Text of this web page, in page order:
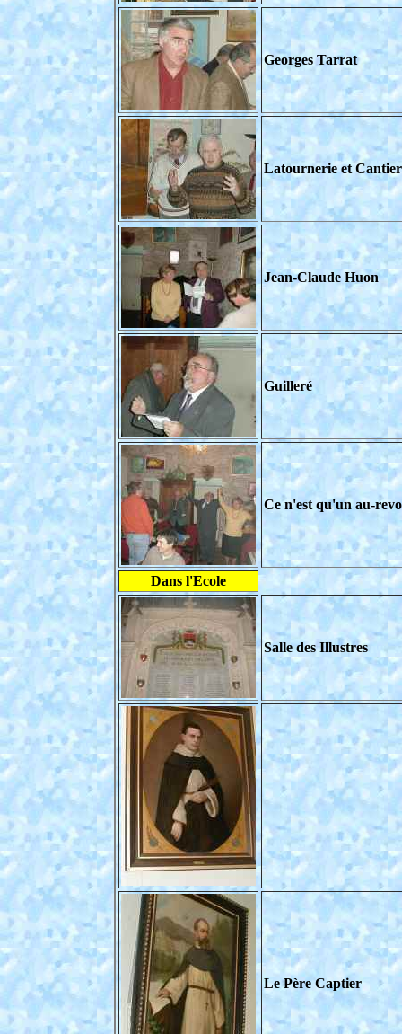
Georges Tarrat
Latournerie et Cantier
Jean-Claude Huon
Guilleré
Ce n'est qu'un au-
Dans l'Ecole
Salle des Illustres
Le Père Captier